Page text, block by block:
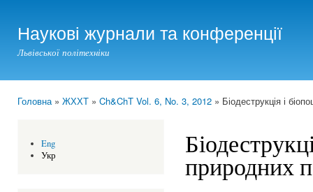
Наукові журнали та конференції
Львівської політехніки
Головна» ЖХХТ » Ch&ChT Vol. 6, No. 3, 2012 » Біодеструкція і
Eng
Укр
природних